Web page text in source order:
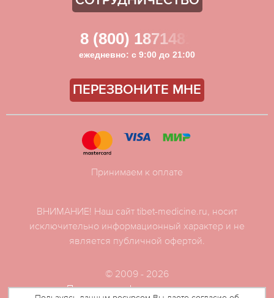
8 (800) 1871481
ежедневно: с 9:00 до 21:00
ПЕРЕЗВОНИТЕ МНЕ
ВНИМАНИЕ! Наш сайт tibet-medicine.ru, носит
исключительно информационный характер и не
является публичной офертой.
© 2009 - 2026
Политика конфиденциальности
Принимаем к оплате